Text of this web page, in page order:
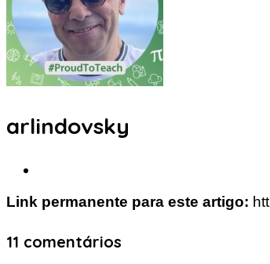
arlindovsky
Link permanente para este artigo:
11 comentários